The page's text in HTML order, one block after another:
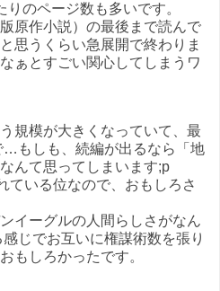
のページ数も多いです。
原作小説）の最後まで読んで
思うくらい急展開で終わりま
ぁとすごい関心してしまうワ
規模が大きくなっていて、最
もしも、続編が出るなら「地
んて思ってしまいます;p
ている位なので、おもしろさ
イーグルの人間らしさがなん
じでお互いに権謀術数を張り
もしろかったです。